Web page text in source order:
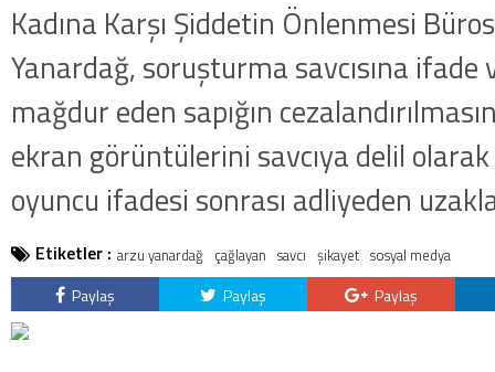
Kadına Karşı Şiddetin Önlenmesi
Yanardağ, soruşturma savcısına
mağdur eden sapığın
ekran görüntülerini savcıya delil
oyuncu ifadesi sonrası adliyeden
Etiketler : arzu yanardağ çağlayan savcı şikayet sosyal medya
Paylaş Paylaş Paylaş